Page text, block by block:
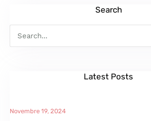
Search
Latest Posts
Novembre 19, 2024